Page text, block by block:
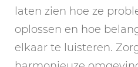
laten zien hoe ze
oplossen en hoe
elkaar te luisteren.